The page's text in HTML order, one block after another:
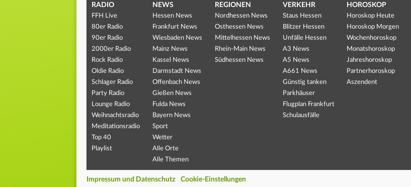
RADIO
FFH Live
80er Radio
90er Radio
2000er Radio
Rock Radio
Oldie Radio
Schlager Radio
Party Radio
Lounge Radio
Weihnachtsradio
Meditationsradio
Top 40
Playlist
NEWS
Hessen News
Frankfurt News
Wiesbaden News
Mainz News
Kassel News
Darmstadt News
Offenbach News
Gießen News
Fulda News
Bayern News
Sport
Wetter
Alle Orte
Alle Themen
REGIONEN
Nordhessen News
Osthessen News
Mittelhessen News
Rhein-Main News
Südhessen News
VERKEHR
Staus Hessen
Blitzer Hessen
Unfälle Hessen
A3 News
A5 News
A661 News
Günstig tanken
Parkhäuser
Flugplan Frankfurt
Schulausfälle
HOROSKOP
Horoskop Heute
Horoskop Morgen
Wochenhoroskop
Monatshoroskop
Jahreshoroskop
Partnerhoroskop
Aszendent
Impressum und Datenschutz Cookie-Einstellungen